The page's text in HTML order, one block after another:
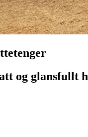
og glansfullt